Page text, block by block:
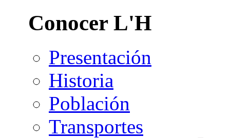
Conocer L'H
Presentación
Historia
Población
Transportes